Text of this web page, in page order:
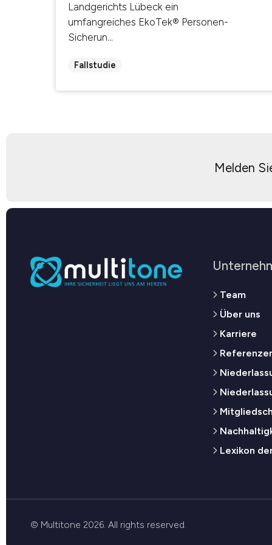
Landgerichts Lübeck ein
umfangreiches EkoTek® Personen-
Sicherun...
Fallstudie
Melden
Team
Über uns
Karriere
Lexikon
© Multitone 2026. All rights reserved.